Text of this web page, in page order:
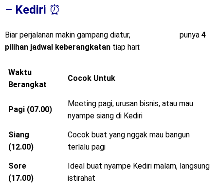
– Kediri ⏰
Biar perjalanan makin gampang diatur, punya 4
pilihan jadwal keberangkatan tiap hari:
Waktu
Berangkat
Cocok Untuk
Pagi (07.00)
Meeting pagi, urusan bisnis, atau mau
nyampe siang di Kediri
Siang
(12.00)
Cocok buat yang nggak mau bangun
terlalu pagi
Sore
(17.00)
Ideal buat nyampe Kediri malam, langsung
istirahat